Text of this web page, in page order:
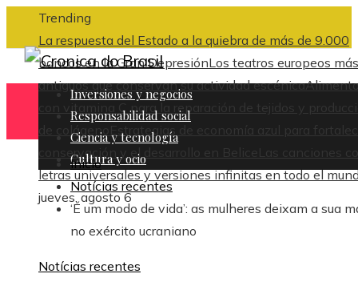
Trending
La respuesta del Estado a la quiebra de más de 9.000
bancos en la Gran DepresiónLos teatros europeos más
antiguos que conservan su actividad escénica
con vitamina C para la reparación de tejidos y
de colágeno Estrategias de economía azul para
conservación y el desarrollo en Belice Las canciones
letras universales y versiones infinitas en todo el
jueves, agosto 6
Inversiones y negocios
Responsabilidad social
Ciencia y tecnología
Cultura y ocio
Inicio
Notícias recentes
‘É um modo de vida’: as mulheres deixam a sua
no exército ucraniano
Notícias recentes